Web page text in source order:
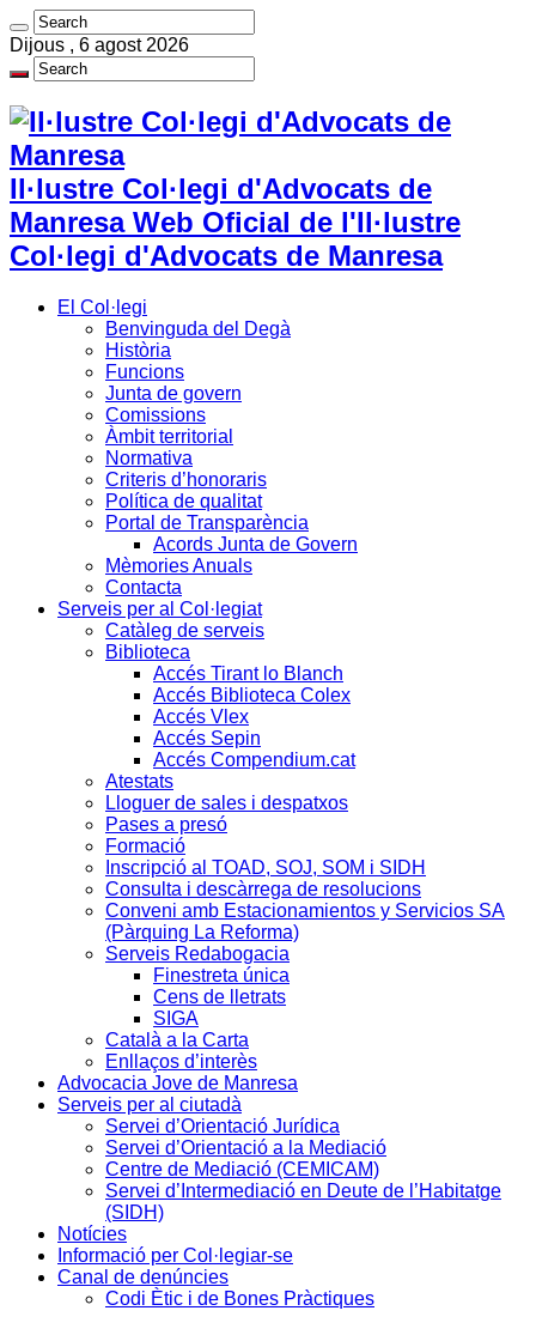
Dijous , 6 agost 2026
Il·lustre Col·legi d'Advocats de
Manresa Web Oficial de l'Il·lustre
Col·legi d'Advocats de Manresa
El Col·legi
Benvinguda del Degà
Història
Funcions
Junta de govern
Comissions
Àmbit territorial
Normativa
Criteris d’honoraris
Política de qualitat
Portal de Transparència
Acords Junta de Govern
Mèmories Anuals
Contacta
Serveis per al Col·legiat
Catàleg de serveis
Biblioteca
Accés Tirant lo Blanch
Accés Biblioteca Colex
Accés Vlex
Accés Sepin
Accés Compendium.cat
Atestats
Lloguer de sales i despatxos
Pases a presó
Formació
Inscripció al TOAD, SOJ, SOM i SIDH
Consulta i descàrrega de resolucions
Conveni amb Estacionamientos y Servicios SA
(Pàrquing La Reforma)
Serveis Redabogacia
Finestreta única
Cens de lletrats
SIGA
Català a la Carta
Enllaços d’interès
Advocacia Jove de Manresa
Serveis per al ciutadà
Servei d’Orientació Jurídica
Servei d’Orientació a la Mediació
Centre de Mediació (CEMICAM)
Servei d’Intermediació en Deute de l’Habitatge
(SIDH)
Notícies
Informació per Col·legiar-se
Canal de denúncies
Codi Ètic i de Bones Pràctiques